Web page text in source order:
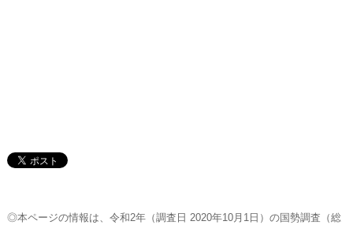
◎本ページの情報は、令和2年（調査日 2020年10月1日）の国勢調査（総